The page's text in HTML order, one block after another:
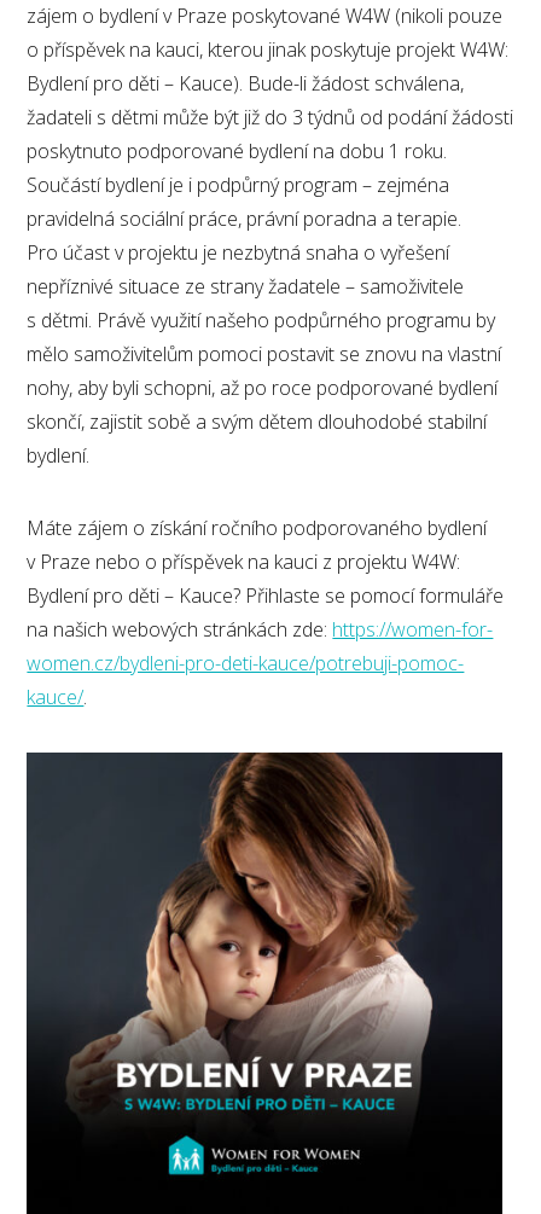
zájem o bydlení v Praze poskytované W4W (nikoli pouze
o příspěvek na kauci, kterou jinak poskytuje projekt W4W:
Bydlení pro děti – Kauce). Bude-li žádost schválena,
žadateli s dětmi může být již do 3 týdnů od podání žádosti
poskytnuto podporované bydlení na dobu 1 roku.
Součástí bydlení je i podpůrný program – zejména
pravidelná sociální práce, právní poradna a terapie.
Pro účast v projektu je nezbytná snaha o vyřešení
nepříznivé situace ze strany žadatele – samoživitele
s dětmi. Právě využití našeho podpůrného programu by
mělo samoživitelům pomoci postavit se znovu na vlastní
nohy, aby byli schopni, až po roce podporované bydlení
skončí, zajistit sobě a svým dětem dlouhodobé stabilní
bydlení.
Máte zájem o získání ročního podporovaného bydlení
v Praze nebo o příspěvek na kauci z projektu W4W:
Bydlení pro děti – Kauce? Přihlaste se pomocí formuláře
na našich webových stránkách zde: https://women-for-
women.cz/bydleni-pro-deti-kauce/potrebuji-pomoc-
kauce/.